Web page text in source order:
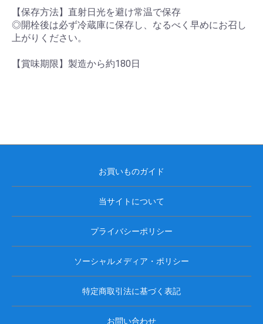
【保存方法】直射日光を避け常温で保存
◎開栓後は必ず冷蔵庫に保存し、なるべく早めにお召し
上がりください。
【賞味期限】製造から約180日
お買いものガイド
当サイトについて
プライバシーポリシー
ソーシャルメディア・ポリシー
特定商取引法に基づく表記
お問い合わせ